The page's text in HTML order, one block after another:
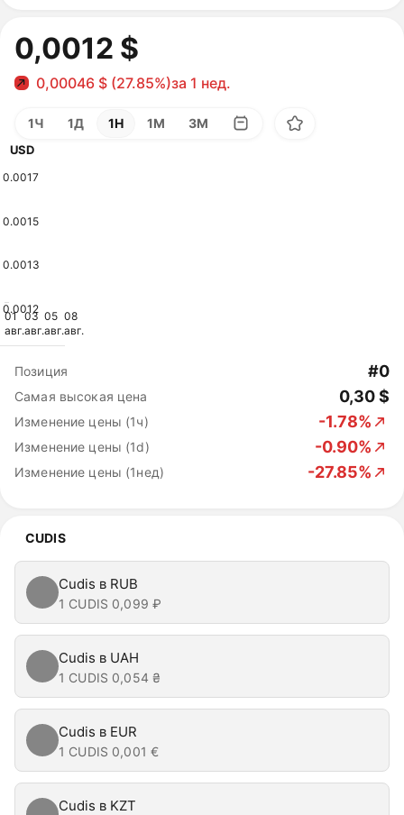
0,0012 $
0,00046 $ (27.85%)за 1 нед.
1Ч 1Д 1Н 1М 3М
01
авг.
03
авг.
05
авг.
08
авг.
USD
0.0017
0.0015
0.0013
0.0012
Позиция #0
Самая высокая цена 0,30 $
Изменение цены (1ч) -1.78%
Изменение цены (1d) -0.90%
Изменение цены (1нед) -27.85%
CUDIS
Cudis в RUB
1 CUDIS 0,099 ₽
Cudis в UAH
1 CUDIS 0,054 ₴
Cudis в EUR
1 CUDIS 0,001 €
Cudis в KZT